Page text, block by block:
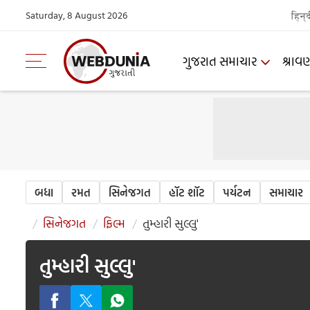
Saturday, 8 August 2026
ગુજરાત સમાચાર
બધા રમત સિનેજગત હૉટ શૉટ પર્યટન સમાચાર
સિનેજગત ફિલ્મ તુમ્હારી સુલ્લુ'
તુમ્હારી સુલ્લુ'